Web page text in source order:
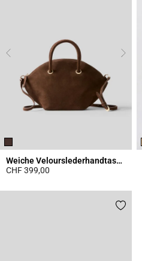
Weiche Velourslederhandtasche
CHF 399,00